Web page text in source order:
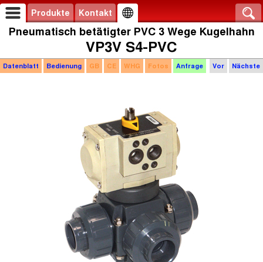
Produkte Kontakt
Pneumatisch betätigter PVC 3 Wege Kugelhahn
VP3V S4-PVC
Vor Nächste
Datenblatt Bedienung GB CE WHG Fotos Anfrage